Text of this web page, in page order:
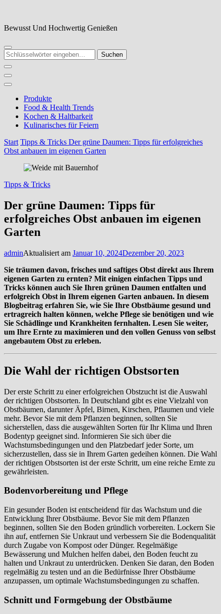
springen
Bewusst Und Hochwertig Genießen
Suchst
du
nach
etwas?
Produkte
Food & Health Trends
Kochen & Haltbarkeit
Kulinarisches für Feiern
Start Tipps & Tricks Der grüne Daumen: Tipps für erfolgreiches
Obst anbauen im eigenen Garten
Tipps & Tricks
Der grüne Daumen: Tipps für
erfolgreiches Obst anbauen im eigenen
Garten
adminAktualisiert am Januar 10, 2024Dezember 20, 2023
Sie träumen davon, frisches und saftiges Obst direkt aus Ihrem
eigenen Garten zu ernten? Mit einigen einfachen Tipps und
Tricks können auch Sie Ihren grünen Daumen entfalten und
erfolgreich Obst in Ihrem eigenen Garten anbauen. In diesem
Blogbeitrag erfahren Sie, wie Sie Ihre Obstbäume gesund und
ertragreich halten können, welche Pflege sie benötigen und wie
Sie Schädlinge und Krankheiten fernhalten. Lesen Sie weiter,
um Ihre Ernte zu maximieren und den vollen Genuss von selbst
angebautem Obst zu erleben.
Die Wahl der richtigen Obstsorten
Der erste Schritt zu einer erfolgreichen Obstzucht ist die Auswahl
der richtigen Obstsorten. In Deutschland gibt es eine Vielzahl von
Obstbäumen, darunter Äpfel, Birnen, Kirschen, Pflaumen und viele
mehr. Bevor Sie mit dem Pflanzen beginnen, sollten Sie
sicherstellen, dass die ausgewählten Sorten für Ihr Klima und Ihren
Bodentyp geeignet sind. Informieren Sie sich über die
Wachstumsbedingungen und den Platzbedarf jeder Sorte, um
sicherzustellen, dass sie in Ihrem Garten gedeihen können. Die Wahl
der richtigen Obstsorten ist der erste Schritt, um eine reiche Ernte zu
gewährleisten.
Bodenvorbereitung und Pflege
Ein gesunder Boden ist entscheidend für das Wachstum und die
Entwicklung Ihrer Obstbäume. Bevor Sie mit dem Pflanzen
beginnen, sollten Sie den Boden gründlich vorbereiten. Lockern Sie
ihn auf, entfernen Sie Unkraut und verbessern Sie die Bodenqualität
durch Zugabe von Kompost oder Dünger. Regelmäßige
Bewässerung und Mulchen helfen dabei, den Boden feucht zu
halten und Unkraut zu unterdrücken. Denken Sie daran, den Boden
regelmäßig zu testen und an die Bedürfnisse Ihrer Obstbäume
anzupassen, um optimale Wachstumsbedingungen zu schaffen.
Schnitt und Formgebung der Obstbäume